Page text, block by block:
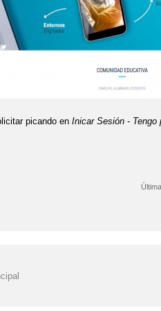
picando enInicar Sesión - Tengo